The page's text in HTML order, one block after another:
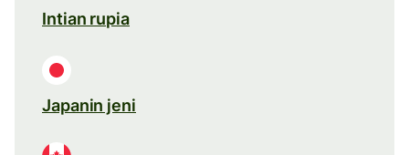
Intian rupia
Japanin jeni